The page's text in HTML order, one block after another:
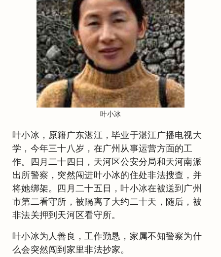
叶小冰
叶小冰，原籍广东湛江，毕业于湛江广播电视大
学，今年三十八岁，在广州从事运营方面的工
作。四月二十四日，天河区公安分局和天河南派
出所警察，突然闯进叶小冰的住处非法搜查，并
将她绑架。四月二十五日，叶小冰在被送到广州
市第二看守所，被隔离了大约二十天，随后，被
非法关押到天河区看守所。
叶小冰为人善良，工作勤恳，家属不知警察为什
么会突然闯到家里非法抄家。